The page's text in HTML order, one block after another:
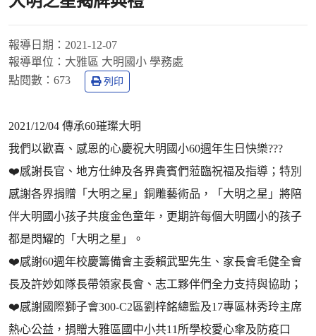
報導日期： 2021-12-07
報導單位： 大雅區 大明國小 學務處
點閱數： 673 列印
2021/12/04 傳承60璀璨大明
我們以歡喜、感恩的心慶祝大明國小60週年生日快樂???
❤️感謝長官、地方仕紳及各界貴賓們蒞臨祝福及指導；特別
感謝各界捐贈「大明之星」銅雕藝術品，「大明之星」將陪
伴大明國小孩子共度金色童年，更期許每個大明國小的孩子
都是閃耀的「大明之星」。
❤️感謝60週年校慶籌備會主委賴武聖先生、家長會毛健全會
長及許妙如隊長帶領家長會、志工夥伴們全力支持與協助；
❤️感謝國際獅子會300-C2區劉梓銘總監及17專區林秀玲主席
熱心公益，捐贈大雅區國中小共11所學校愛心傘及防疫口